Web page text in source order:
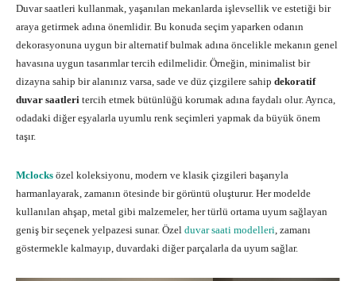
Duvar saatleri kullanmak, yaşanılan mekanlarda işlevsellik ve estetiği bir
araya getirmek adına önemlidir. Bu konuda seçim yaparken odanın
dekorasyonuna uygun bir alternatif bulmak adına öncelikle mekanın genel
havasına uygun tasarımlar tercih edilmelidir. Örneğin, minimalist bir
dizayna sahip bir alanınız varsa, sade ve düz çizgilere sahip dekoratif
duvar saatleri tercih etmek bütünlüğü korumak adına faydalı olur. Ayrıca,
odadaki diğer eşyalarla uyumlu renk seçimleri yapmak da büyük önem
taşır.
Mclocks özel koleksiyonu, modern ve klasik çizgileri başarıyla
harmanlayarak, zamanın ötesinde bir görüntü oluşturur. Her modelde
kullanılan ahşap, metal gibi malzemeler, her türlü ortama uyum sağlayan
geniş bir seçenek yelpazesi sunar. Özel duvar saati modelleri , zamanı
göstermekle kalmayıp, duvardaki diğer parçalarla da uyum sağlar.